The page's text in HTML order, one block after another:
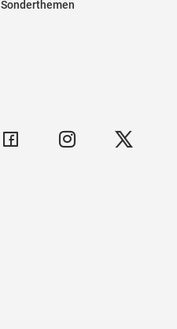
Sonderthemen